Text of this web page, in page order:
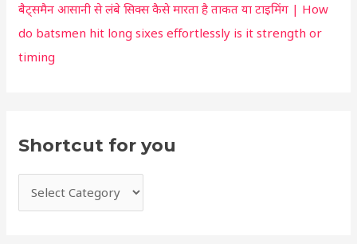
बैट्समैन आसानी से लंबे सिक्स कैसे मारता है ताकत या टाइमिंग | How
do batsmen hit long sixes effortlessly is it strength or
timing
Shortcut for you